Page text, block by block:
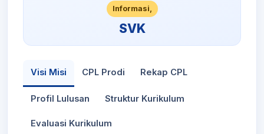
Informasi,
SVK
Visi Misi CPL Prodi Rekap CPL
Profil Lulusan Struktur Kurikulum
Evaluasi Kurikulum